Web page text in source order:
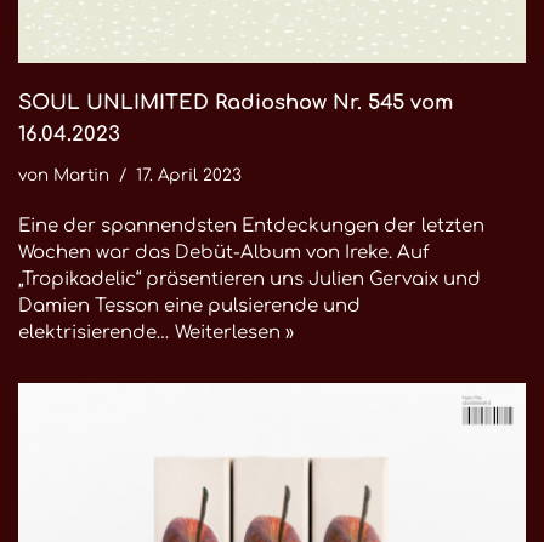
SOUL UNLIMITED Radioshow Nr. 545 vom
16.04.2023
von Martin 17. April 2023
Eine der spannendsten Entdeckungen der letzten
Wochen war das Debüt-Album von Ireke. Auf
„Tropikadelic“ präsentieren uns Julien Gervaix und
Damien Tesson eine pulsierende und
elektrisierende… Weiterlesen »